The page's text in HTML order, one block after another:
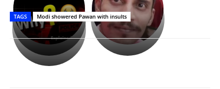
తీర్థం..తులసీదళం
లేకుండా
అసంపూర్ణం
పాన్
ఇండియా
స్టార్
హీరోయిన్‏గా
శ్రీనిధి
భర్తపై
రివెంజ్
తీర్చుకున్న
ఉపాసన..
పాపం
రామ్
TAGS Modi showered Pawan with insults